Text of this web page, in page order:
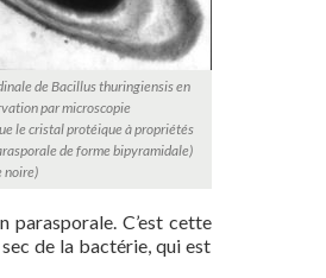
de Bacillus thuringiensis en
par microscopie
le cristal protéique à propriétés
de forme bipyramidale)
noire)
parasporale. C’est cette
de la bactérie, qui est